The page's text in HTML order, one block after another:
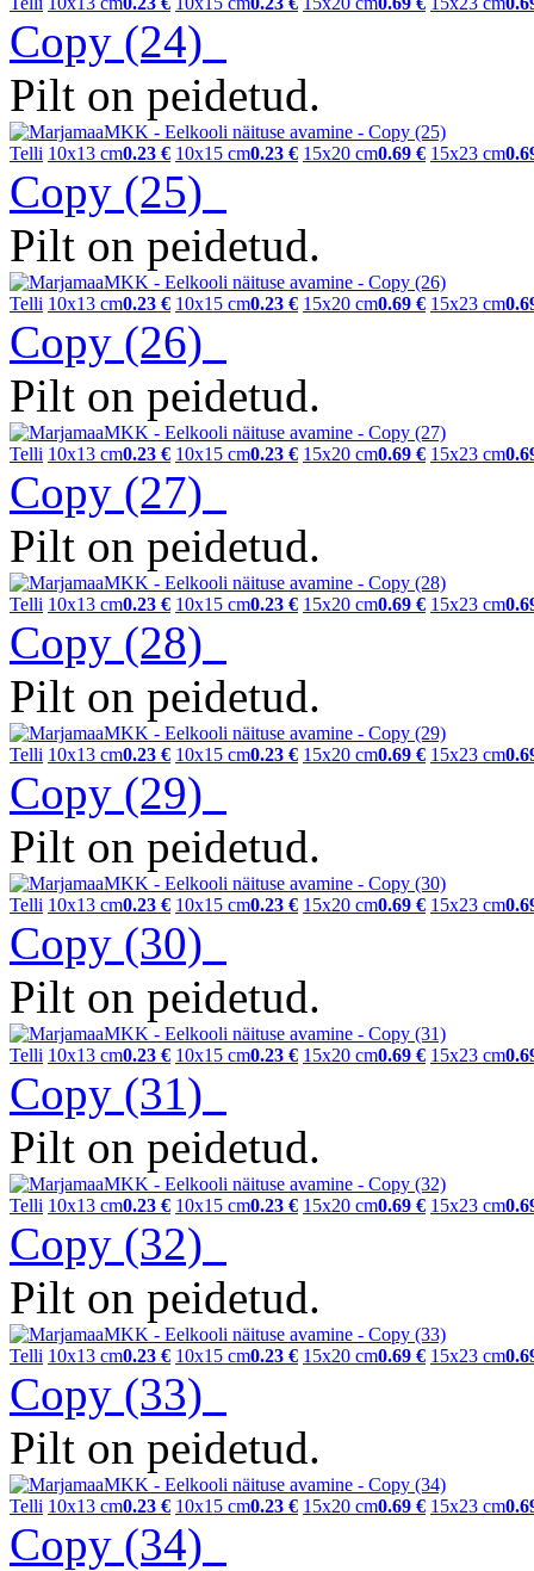
Copy (24)
Pilt on peidetud.
Telli 10x13 cm0.23 € 10x15 cm0.23 € 15x20 cm0.69 € 15x23 cm
Copy (25)
Pilt on peidetud.
Telli 10x13 cm0.23 € 10x15 cm0.23 € 15x20 cm0.69 € 15x23 cm
Copy (26)
Pilt on peidetud.
Telli 10x13 cm0.23 € 10x15 cm0.23 € 15x20 cm0.69 € 15x23 cm
Copy (27)
Pilt on peidetud.
Telli 10x13 cm0.23 € 10x15 cm0.23 € 15x20 cm0.69 € 15x23 cm
Copy (28)
Pilt on peidetud.
Telli 10x13 cm0.23 € 10x15 cm0.23 € 15x20 cm0.69 € 15x23 cm
Copy (29)
Pilt on peidetud.
Telli 10x13 cm0.23 € 10x15 cm0.23 € 15x20 cm0.69 € 15x23 cm
Copy (30)
Pilt on peidetud.
Telli 10x13 cm0.23 € 10x15 cm0.23 € 15x20 cm0.69 € 15x23 cm
Copy (31)
Pilt on peidetud.
Telli 10x13 cm0.23 € 10x15 cm0.23 € 15x20 cm0.69 € 15x23 cm
Copy (32)
Pilt on peidetud.
Telli 10x13 cm0.23 € 10x15 cm0.23 € 15x20 cm0.69 € 15x23 cm
Copy (33)
Pilt on peidetud.
Telli 10x13 cm0.23 € 10x15 cm0.23 € 15x20 cm0.69 € 15x23 cm
Copy (34)